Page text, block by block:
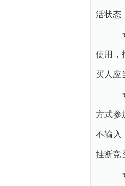
活状态
★竞
使用，
买人应
★鉴
方式参
不输入
挂断竞
★为